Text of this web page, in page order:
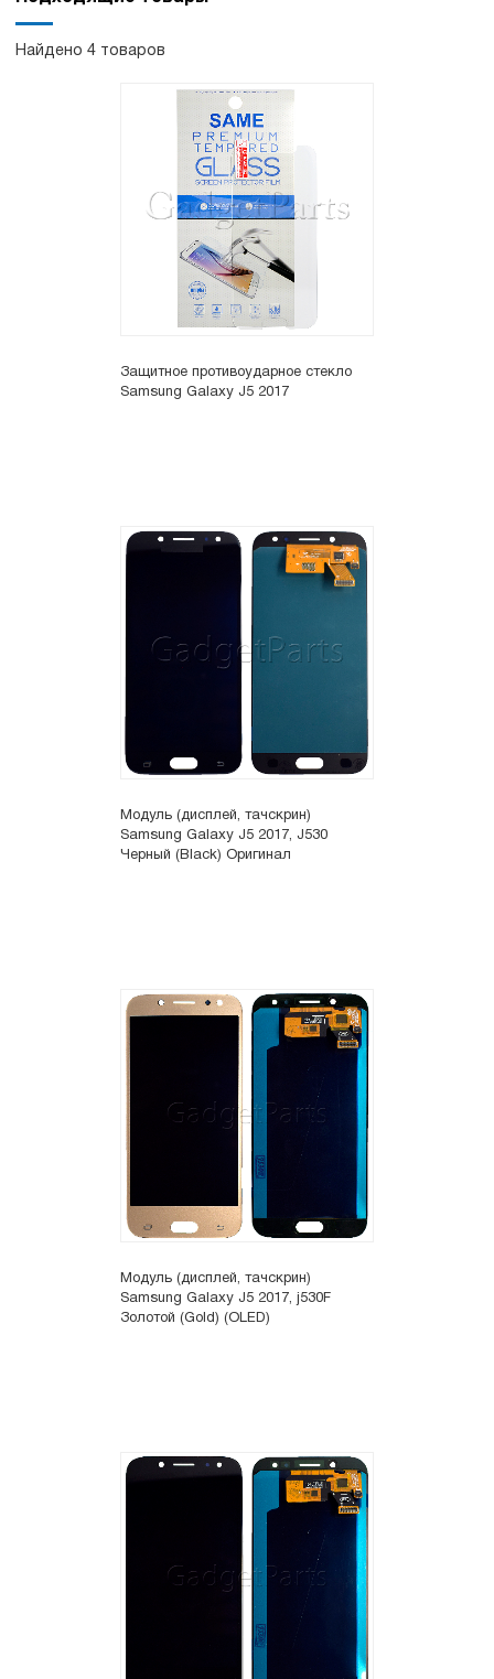
Найдено 4 товаров
Защитное противоударное стекло
Samsung Galaxy J5 2017
Модуль (дисплей, тачскрин)
Samsung Galaxy J5 2017, J530
Черный (Black) Оригинал
Модуль (дисплей, тачскрин)
Samsung Galaxy J5 2017, j530F
Золотой (Gold) (OLED)